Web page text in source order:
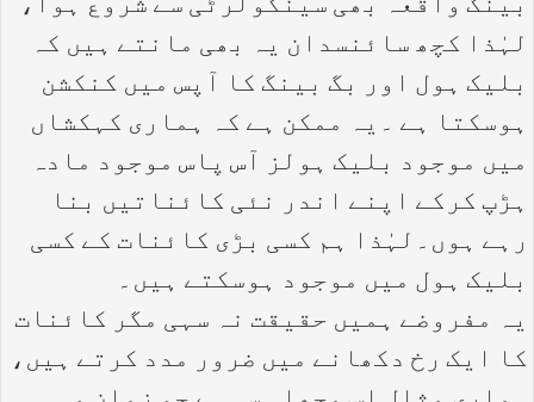
بینگ واقعہ بھی سینگولرٹی سے شروع ہوا،
لہٰذا کچھ سائنسدان یہ بھی مانتے ہیں کہ
بلیک ہول اور بگ بینگ کا آپس میں کنکشن
ہوسکتا ہے ۔یہ ممکن ہے کہ ہماری کہکشاں
میں موجود بلیک ہولز آس پاس موجود مادہ
ہڑپ کرکے اپنے اندر نئی کائناتیں بنا
رہے ہوں۔لہٰذا ہم کسی بڑی کائنات کے کسی
بلیک ہول میں موجود ہوسکتے ہیں۔
یہ مفروضے ہمیں حقیقت نہ سہی مگر کائنات
کا ایک رخ دکھانے میں ضرور مدد کرتے ہیں،